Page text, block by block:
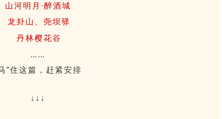
山河明月·醉酒城
龙卦山、尧坝驿
丹林樱花谷
……
”住这篇，赶紧安排
↓↓↓